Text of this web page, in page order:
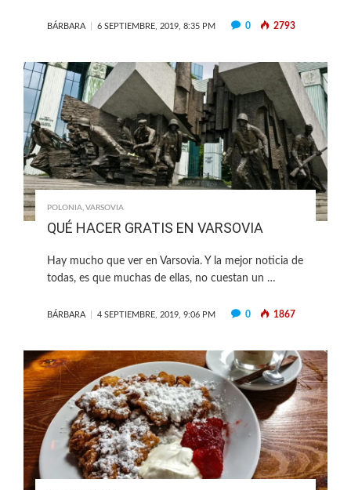
BÁRBARA 6 SEPTIEMBRE, 2019, 8:35 PM 0 2793
POLONIA, VARSOVIA
QUÉ HACER GRATIS EN VARSOVIA
Hay mucho que ver en Varsovia. Y la mejor noticia de
todas, es que muchas de ellas, no cuestan un …
BÁRBARA 4 SEPTIEMBRE, 2019, 9:06 PM 0 1867